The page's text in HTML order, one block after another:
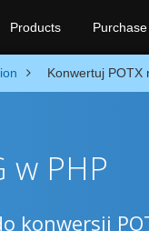
Products Purchase
Konwertuj POTX
w PHP
konwersji